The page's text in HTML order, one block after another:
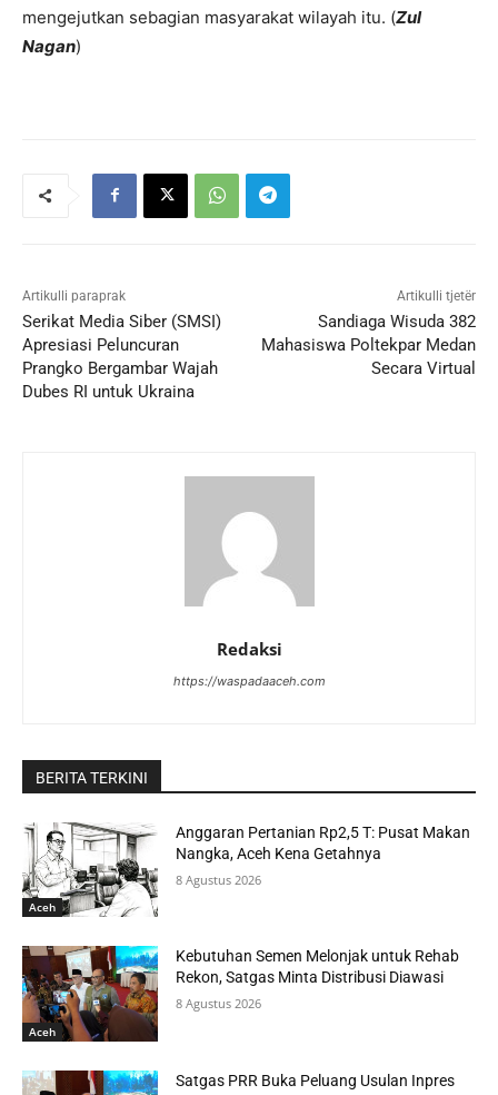
mengejutkan sebagian masyarakat wilayah itu. (Zul
Nagan)
Artikulli paraprak
Serikat Media Siber (SMSI)
Apresiasi Peluncuran
Prangko Bergambar Wajah
Dubes RI untuk Ukraina
Artikulli tjetër
Sandiaga Wisuda 382
Mahasiswa Poltekpar Medan
Secara Virtual
Redaksi
https://waspadaaceh.com
BERITA TERKINI
Aceh
Anggaran Pertanian Rp2,5 T: Pusat Makan
Nangka, Aceh Kena Getahnya
8 Agustus 2026
Aceh
Kebutuhan Semen Melonjak untuk Rehab
Rekon, Satgas Minta Distribusi Diawasi
8 Agustus 2026
Satgas PRR Buka Peluang Usulan Inpres